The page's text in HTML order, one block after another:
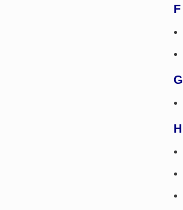
F
G
H